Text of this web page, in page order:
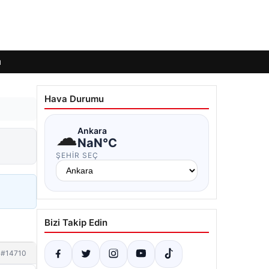
#14710
Hava Durumu
☁Ankara
NaN°C
ŞEHIR SEÇ
Bizi Takip Edin